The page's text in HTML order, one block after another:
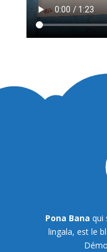
Pona Bana qui
lingala, est le